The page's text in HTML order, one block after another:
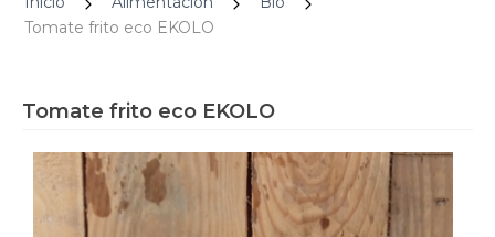
Tomate frito eco EKOLO
Tomate frito eco EKOLO